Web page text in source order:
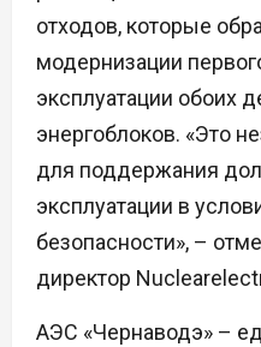
отходов, которые
модернизации
эксплуатации обоих
энергоблоков. «Это
для поддержания
эксплуатации в
безопасности», –
директор
АЭС «Чернаводэ» –